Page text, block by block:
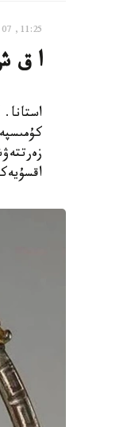
11:25, 07 تامىز 2026
ا ق